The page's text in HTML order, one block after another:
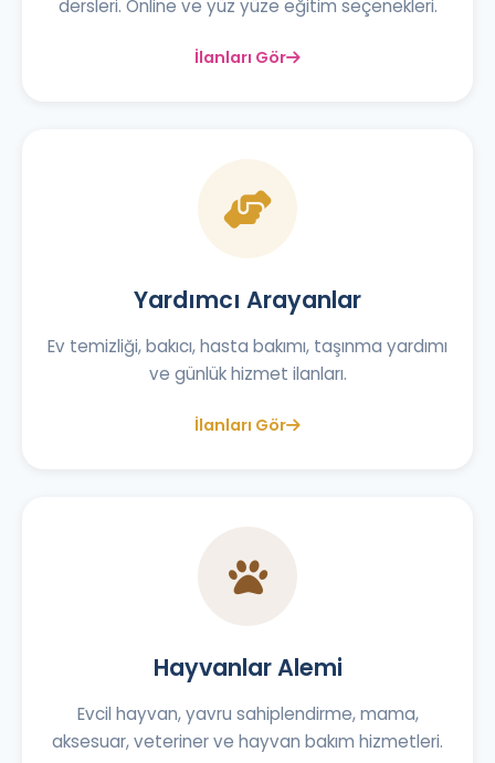
dersleri. Online ve yüz yüze eğitim seçenekleri.
İlanları Gör
Yardımcı Arayanlar
Ev temizliği, bakıcı, hasta bakımı, taşınma yardımı
ve günlük hizmet ilanları.
İlanları Gör
Hayvanlar Alemi
Evcil hayvan, yavru sahiplendirme, mama,
aksesuar, veteriner ve hayvan bakım hizmetleri.